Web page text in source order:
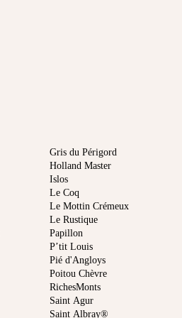
Gris du Périgord
Holland Master
Islos
Le Coq
Le Mottin Crémeux
Le Rustique
Papillon
P’tit Louis
Pié d'Angloys
Poitou Chèvre
RichesMonts
Saint Agur
Saint Albray®